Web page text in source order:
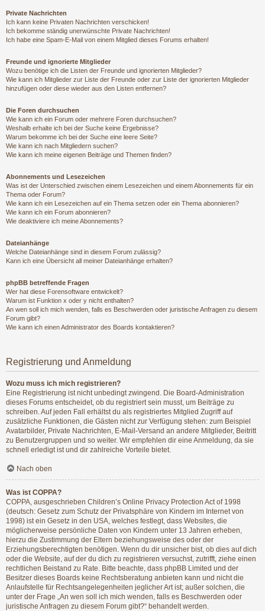
Private Nachrichten
Ich kann keine Privaten Nachrichten verschicken!
Ich bekomme ständig unerwünschte Private Nachrichten!
Ich habe eine Spam-E-Mail von einem Mitglied dieses Forums erhalten!
Freunde und ignorierte Mitglieder
Wozu benötige ich die Listen der Freunde und ignorierten Mitglieder?
Wie kann ich Mitglieder zur Liste der Freunde oder zur Liste der ignorierten Mitglieder
hinzufügen oder diese wieder aus den Listen entfernen?
Die Foren durchsuchen
Wie kann ich ein Forum oder mehrere Foren durchsuchen?
Weshalb erhalte ich bei der Suche keine Ergebnisse?
Warum bekomme ich bei der Suche eine leere Seite?
Wie kann ich nach Mitgliedern suchen?
Wie kann ich meine eigenen Beiträge und Themen finden?
Abonnements und Lesezeichen
Was ist der Unterschied zwischen einem Lesezeichen und einem Abonnements für ein
Thema oder Forum?
Wie kann ich ein Lesezeichen auf ein Thema setzen oder ein Thema abonnieren?
Wie kann ich ein Forum abonnieren?
Wie deaktiviere ich meine Abonnements?
Dateianhänge
Welche Dateianhänge sind in diesem Forum zulässig?
Kann ich eine Übersicht all meiner Dateianhänge erhalten?
phpBB betreffende Fragen
Wer hat diese Forensoftware entwickelt?
Warum ist Funktion x oder y nicht enthalten?
An wen soll ich mich wenden, falls es Beschwerden oder juristische Anfragen zu diesem
Forum gibt?
Wie kann ich einen Administrator des Boards kontaktieren?
Registrierung und Anmeldung
Wozu muss ich mich registrieren?
Eine Registrierung ist nicht unbedingt zwingend. Die Board-Administration
dieses Forums entscheidet, ob du registriert sein musst, um Beiträge zu
schreiben. Auf jeden Fall erhältst du als registriertes Mitglied Zugriff auf
zusätzliche Funktionen, die Gästen nicht zur Verfügung stehen: zum Beispiel
Avatarbilder, Private Nachrichten, E-Mail-Versand an andere Mitglieder, Beitritt
zu Benutzergruppen und so weiter. Wir empfehlen dir eine Anmeldung, da sie
schnell erledigt ist und dir zahlreiche Vorteile bietet.
Nach oben
Was ist COPPA?
COPPA, ausgeschrieben Children’s Online Privacy Protection Act of 1998
(deutsch: Gesetz zum Schutz der Privatsphäre von Kindern im Internet von
1998) ist ein Gesetz in den USA, welches festlegt, dass Websites, die
möglicherweise persönliche Daten von Kindern unter 13 Jahren erheben,
hierzu die Zustimmung der Eltern beziehungsweise des oder der
Erziehungsberechtigten benötigen. Wenn du dir unsicher bist, ob dies auf dich
oder die Website, auf der du dich zu registrieren versuchst, zutrifft, ziehe einen
rechtlichen Beistand zu Rate. Bitte beachte, dass phpBB Limited und der
Besitzer dieses Boards keine Rechtsberatung anbieten kann und nicht die
Anlaufstelle für Rechtsangelegenheiten jeglicher Art ist; außer solchen, die
unter der Frage „An wen soll ich mich wenden, falls es Beschwerden oder
juristische Anfragen zu diesem Forum gibt?“ behandelt werden.